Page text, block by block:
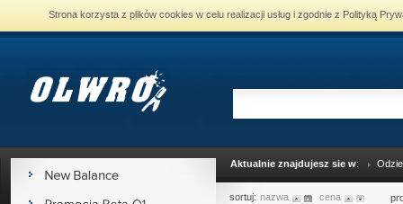
Strona korzysta z plików cookies w celu realizacji usług i zgodnie z Polityką
Aktualnie znajdujesz sie w:
sortuj: nazwa cena